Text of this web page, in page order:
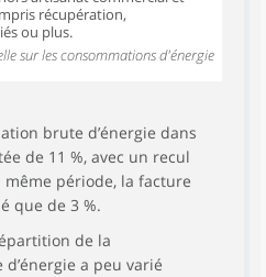
récupération,
ou plus.
sur les consommations d'énergie
brute d’énergie dans
de 11 %, avec un recul
période, la facture
que de 3 %.
de la
a peu varié